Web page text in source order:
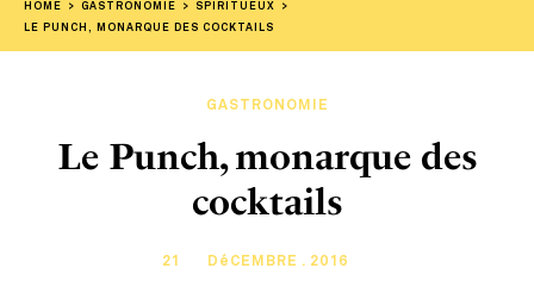
HOME GASTRONOMIE
SPIRITUEUX
LE PUNCH, MONARQUE DES COCKTAILS
GASTRONOMIE
Le Punch, monarque des
cocktails
21 DéCEMBRE . 2016